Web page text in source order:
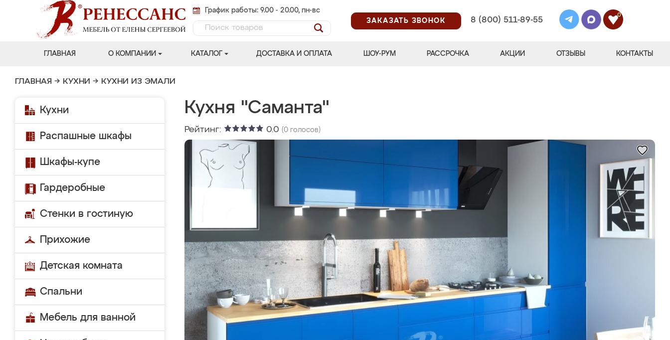
График работы: 9.00 - 20.00, пн-вс
ЗАКАЗАТЬ ЗВОНОК
8 (800) 511-89-55
0
ГЛАВНАЯ О КОМПАНИИ КАТАЛОГ ДОСТАВКА И ОПЛАТА ШОУ-РУМ РАССРОЧКА АКЦИИ ОТЗЫВЫ КОНТАКТЫ
ГЛАВНАЯ → КУХНИ → КУХНИ ИЗ ЭМАЛИ
Кухни
Распашные шкафы
Шкафы-купе
Гардеробные
Стенки в гостиную
Прихожие
Детская комната
Спальни
Мебель для ванной
Кухня "Саманта"
Рейтинг: 0.0 (0 голосов)